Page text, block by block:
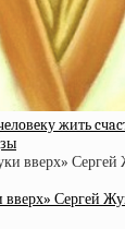
жить
вверх» Сергей